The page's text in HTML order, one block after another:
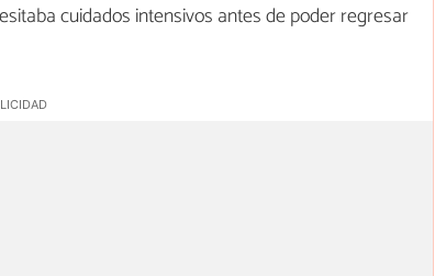
cuidados intensivos antes de poder regresar